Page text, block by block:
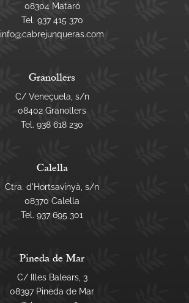
08304 Mataró
Tel. 937 415 370
info@cabrejunqueras.com
Granollers
C/ Veneçuela, s/n
08402 Granollers
Tel. 938 618 230
Calella
Ctra. d'Hortsavinyà, s/n
08370 Calella
Tel. 937 695 301
Pineda de Mar
C/ Illes Balears, 3
08397 Pineda de Mar